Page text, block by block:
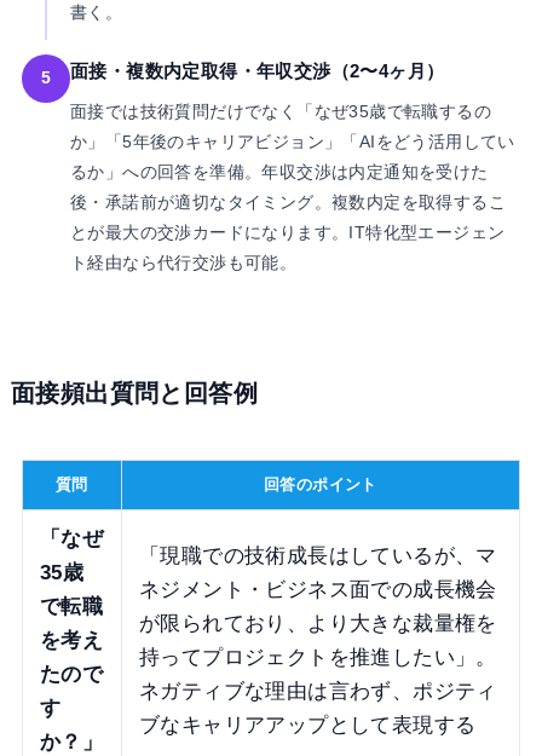
書く。
5 面接・複数内定取得・年収交渉（2〜4ヶ月）
面接では技術質問だけでなく「なぜ35歳で転職するの
か」「5年後のキャリアビジョン」「AIをどう活用してい
るか」への回答を準備。年収交渉は内定通知を受けた
後・承諾前が適切なタイミング。複数内定を取得するこ
とが最大の交渉カードになります。IT特化型エージェン
ト経由なら代行交渉も可能。
面接頻出質問と回答例
質問 回答のポイント
「なぜ
35歳
で転職
を考え
たので
す
か？」
「現職での技術成長はしているが、マ
ネジメント・ビジネス面での成長機会
が限られており、より大きな裁量権を
持ってプロジェクトを推進したい」。
ネガティブな理由は言わず、ポジティ
ブなキャリアアップとして表現する